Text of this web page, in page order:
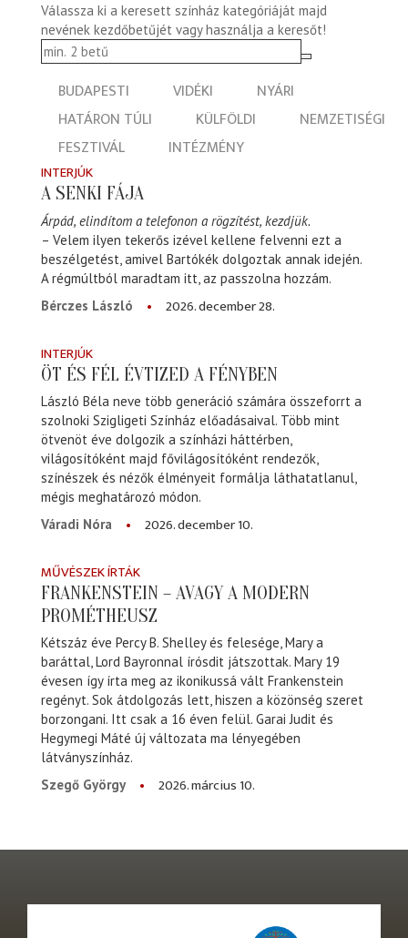
Válassza ki a keresett színház kategóriáját majd
nevének kezdőbetűjét vagy használja a keresőt!
BUDAPESTI VIDÉKI
NYÁRI
HATÁRON TÚLI
KÜLFÖLDI
NEMZETISÉGI
FESZTIVÁL
INTÉZMÉNY
INTERJÚK
A SENKI FÁJA
Árpád, elindítom a telefonon a rögzítést, kezdjük.
– Velem ilyen tekerős izével kellene felvenni ezt a
beszélgetést, amivel Bartókék dolgoztak annak idején.
A régmúltból maradtam itt, az passzolna hozzám.
Bérczes László
2026. december 28.
INTERJÚK
ÖT ÉS FÉL ÉVTIZED A FÉNYBEN
László Béla neve több generáció számára összeforrt a
szolnoki Szigligeti Színház előadásaival. Több mint
ötvenöt éve dolgozik a színházi háttérben,
világosítóként majd fővilágosítóként rendezők,
színészek és nézők élményeit formálja láthatatlanul,
mégis meghatározó módon.
Váradi Nóra
2026. december 10.
MŰVÉSZEK ÍRTÁK
FRANKENSTEIN – AVAGY A MODERN
PROMÉTHEUSZ
Kétszáz éve Percy B. Shelley és felesége, Mary a
baráttal, Lord Bayronnal írósdit játszottak. Mary 19
évesen így írta meg az ikonikussá vált Frankenstein
regényt. Sok átdolgozás lett, hiszen a közönség szeret
borzongani. Itt csak a 16 éven felül. Garai Judit és
Hegymegi Máté új változata ma lényegében
látványszínház.
Szegő György
2026. március 10.